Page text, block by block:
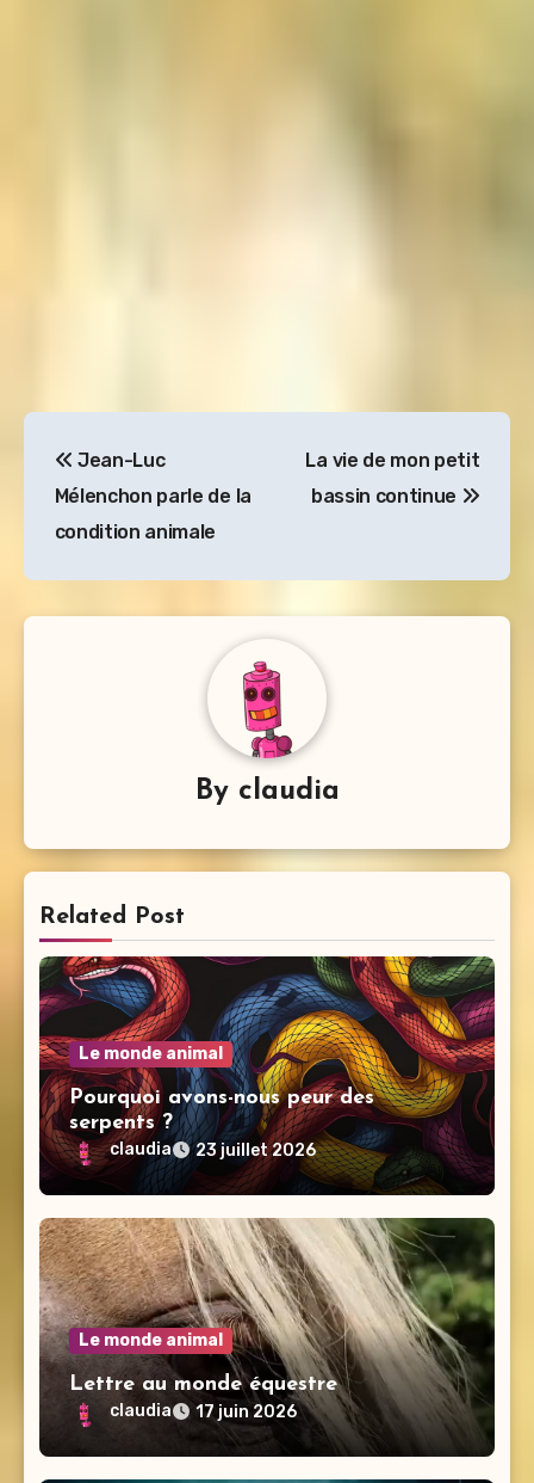
de
l’article
Jean-Luc
Mélenchon parle de la
condition animale
La vie de mon petit
bassin continue
By claudia
Related Post
Le monde animal
Pourquoi avons-nous peur des
serpents ?
claudia 23 juillet 2026
Le monde animal
Lettre au monde équestre
claudia 17 juin 2026